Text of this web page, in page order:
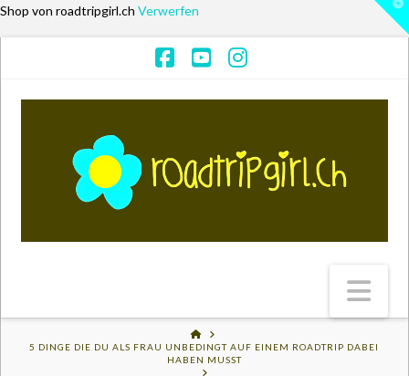
Shop von roadtripgirl.ch Verwerfen
HOME
5 DINGE DIE DU ALS FRAU UNBEDINGT AUF EINEM ROADTRIP DABEI
HABEN MUSST